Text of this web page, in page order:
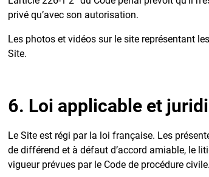
privé qu’avec son autorisation.
Les photos et vidéos sur le site représentant
Site.
6. Loi applicable et
Le Site est régi par la loi française. Les
de différend et à défaut d’accord amiable, le
vigueur prévues par le Code de procédure civile.